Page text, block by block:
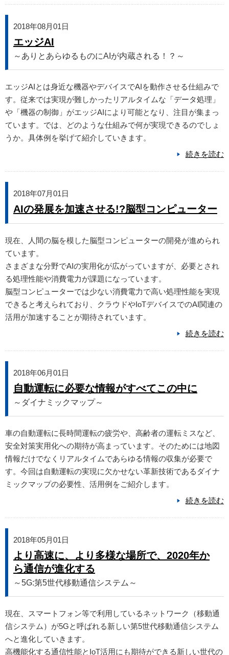
2018年08月01日
エッジAI
～ありとあらゆるものにAIが内蔵される！？～
エッジAIとは身近な機器やデバイスでAIを動作させる仕組みで
す。従来では実現が難しかったリアルタイムな「データ処理」
や「機器の制御」がエッジAIにより可能となり、注目が集まっ
ています。では、どのような仕組みで何が実現できるのでしょ
うか。具体例を挙げて紹介していきます。
続きを読む
2018年07月01日
AIの発展を加速させる!?脳型コンピューター
現在、人間の脳を模した脳型コンピューターの開発が進められ
ています。
さまざまな分野でAIの実用化が広がっていますが、必要とされ
る処理性能や消費電力が課題になっています。
脳型コンピューターでは少ない消費電力で高い処理性能を実現
できると考えられており、クラウドやIoTデバイスでのAI関連の
活用が加速することが期待されています。
続きを読む
2018年06月01日
自動運転に必要な情報がすべてこの中に
～ダイナミックマップ～
車の自動運転に長時間運転の疲労や、高齢者の運転ミスなど、
安全対策実用化への期待が高まっています。そのためには地図
情報だけでなくリアルタイムであらゆる情報の収集が必要で
す。今回は自動運転の実現に欠かせない革新技術であるダイナ
ミックマップの必要性、活用例をご紹介します。
続きを読む
2018年05月01日
より高速に、より多様な場所で、2020年か
ら通信が進化する
～5G:第5世代移動通信システム～
現在、スマートフォン等で利用しているネットワーク（移動通
信システム）が5Gと呼ばれる新しい第5世代移動通信システム
へと進化していきます。
高機能化する通信性能とIoT活用にも期待ができる新しい世代の